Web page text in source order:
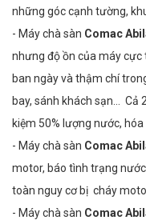
những góc cạnh tường,
- Máy chà sàn Comac
nhưng độ ồn của máy
ban ngày và thậm chí
bay, sánh khách sạn…
kiệm 50% lượng nước,
- Máy chà sàn Comac
motor, báo tình trạng
toàn nguy cơ bị cháy
- Máy chà sàn Comac